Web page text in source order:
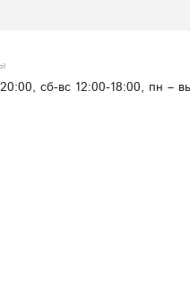
сб-вс 12:00-18:00, пн –